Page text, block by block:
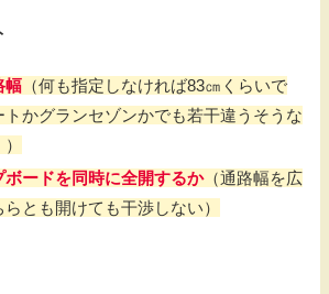
幅 （何も指定しなければ83㎝くらいで
かグランセゾンかでも若干違うそうな
ードを同時に全開するか（通路幅を広
とも開けても干渉しない）